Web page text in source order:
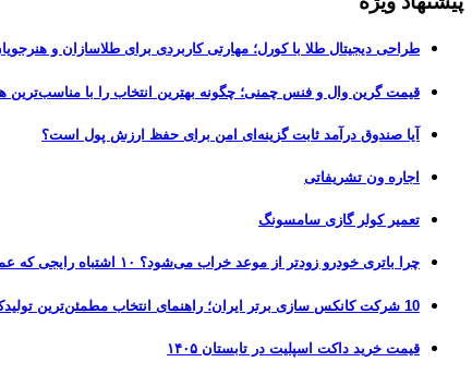
طراحی دیجیتال طلا با کورل؛ مهارتی کاربردی برای طلاسازان و
قیمت گرین وال و فنس چمنی؛ چگونه بهترین انتخاب را با مناسب‌ترین
آیا صندوق درآمد ثابت گزینه‌ای امن برای حفظ ارزش پول است؟
اجاره ون تشریفاتی
تعمیر کولر گازی سامسونگ
چرا باتری خودرو زودتر از موعد خراب می‌شود؟ ۱۰ اشتباه رایجی که عمر باتری را نصف می‌کنند
10 شرکت کانکس سازی برتر ایران؛ راهنمای انتخاب مطمئن‌ترین تولیدکننده کانکس در بازار 1405
قیمت خرید داکت اسپلیت در تابستان ۱۴۰۵